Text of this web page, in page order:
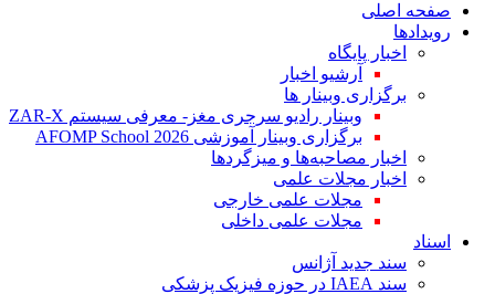
صفحه اصلی
رویدادها
اخبار پایگاه
آرشیو اخبار
برگزاری وبینار ها
وبینار رادیو سرجری مغز- معرفی سیستم ZAR-X
برگزاری وبینار آموزشی AFOMP School 2026
اخبار مصاحبه‌ها و میزگردها
اخبار مجلات علمی
مجلات علمی خارجی
مجلات علمی داخلی
اسناد
سند جدید آژانس
سند IAEA در حوزه فیزیک پزشکی